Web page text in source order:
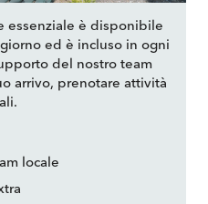
essenziale è disponibile
ed è incluso in ogni
del nostro team
arrivo, prenotare attività
locale